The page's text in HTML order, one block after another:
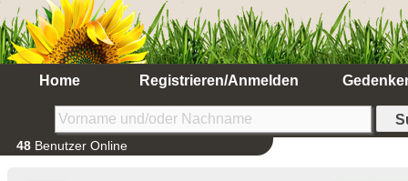
Home Registrieren/Anmelden
48 Benutzer Online